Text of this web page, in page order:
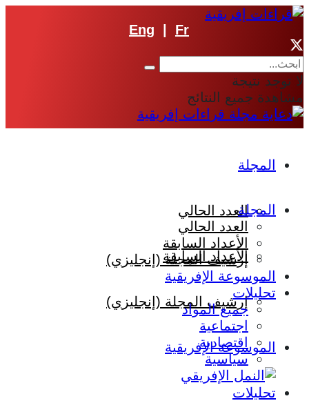
Eng Fr
لا توجد نتيجة
مشاهدة جميع النتائج
المجلة
العدد الحالي
الأعداد السابقة
إرشيف المجلة (إنجليزي)
الموسوعة الإفريقية
تحليلات
المجلة
العدد الحالي
الأعداد السابقة
إرشيف المجلة (إنجليزي)
الموسوعة الإفريقية
تحليلات
جميع المواد
اجتماعية
اقتصادية
سياسية